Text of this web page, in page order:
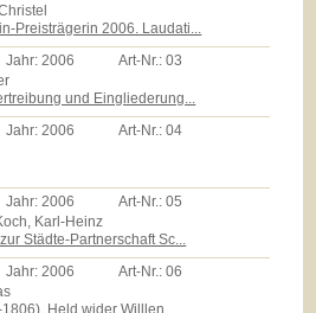
Preisträgerin 2006. Laudati...
Jahr:2006 Art-Nr.:03
und Eingliederung...
Jahr:2006 Art-Nr.:04
Jahr: 2006 Art-Nr.:05
Karl-Heinz
Städte-Partnerschaft Sc...
Jahr:2006 Art-Nr.:06